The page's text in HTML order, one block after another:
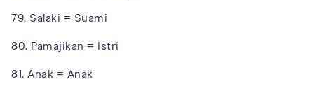
79. Salaki = Suami
80. Pamajikan = Istri
81. Anak = Anak